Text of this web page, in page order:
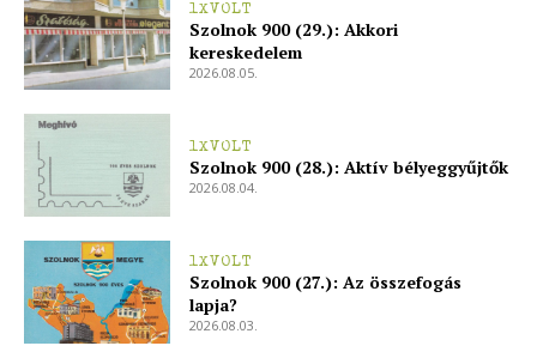
ELŐFIZETÉS
Hasznos
Előfizetés
Kapcsolat
Adatkezelési tájékoztató
1XVOLT
Szolnok 900 (29.): Akkori
kereskedelem
2026.08.05.
1XVOLT
Szolnok 900 (28.): Aktív bélyeggyűjtők
2026.08.04.
1XVOLT
Szolnok 900 (27.): Az összefogás
lapja?
2026.08.03.